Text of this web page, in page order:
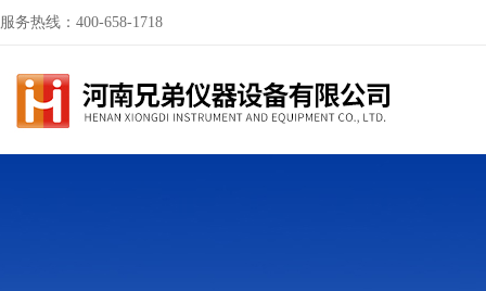
服务热线：400-658-1718